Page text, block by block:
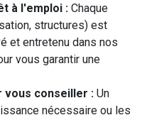
à l'emploi : Chaque
structures) est
et entretenu dans nos
vous garantir une
vous conseiller : Un
nécessaire ou les